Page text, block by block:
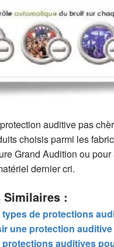
auditive pas
choisis parmi les
Grand Audition ou
dernier cri.
:
types de protections
une protection auditive
protections auditives